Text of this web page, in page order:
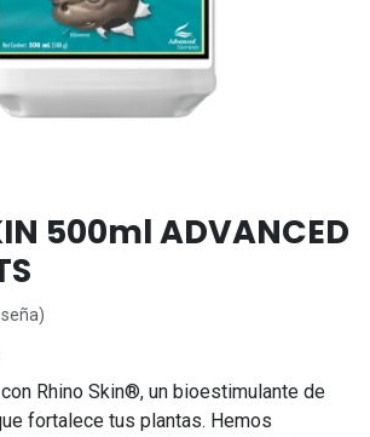
500ml ADVANCED
Rhino Skin®, un bioestimulante de
fortalece tus plantas. Hemos